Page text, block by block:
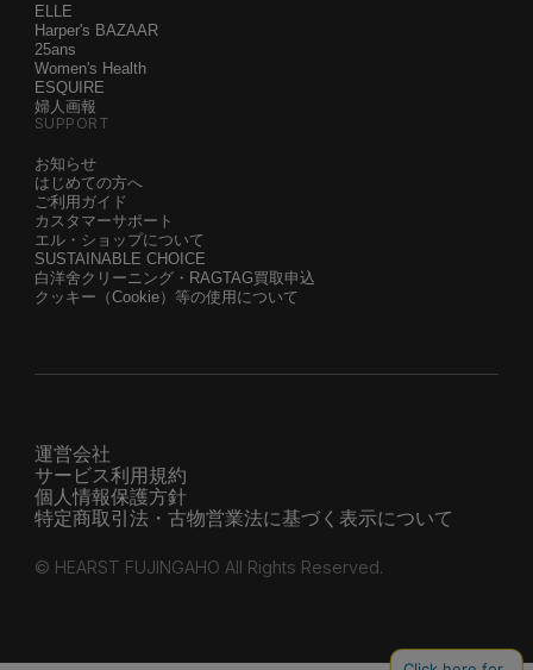
ELLE
Harper's BAZAAR
25ans
Women's Health
ESQUIRE
婦人画報
SUPPORT
お知らせ
はじめての方へ
ご利用ガイド
カスタマーサポート
エル・ショップについて
SUSTAINABLE CHOICE
白洋舍クリーニング・RAGTAG買取申込
クッキー（Cookie）等の使用について
運営会社
サービス利用規約
個人情報保護方針
特定商取引法・古物営業法に基づく表示について
© HEARST FUJINGAHO All Rights Reserved.